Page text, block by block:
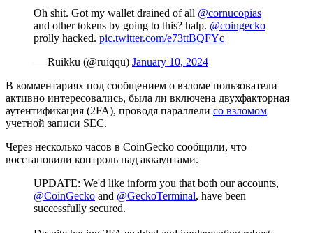
Oh shit. Got my wallet drained of all @cornucopias
and other tokens by going to this? halp. @coingecko
prolly hacked. pic.twitter.com/e73ttBQFYc
— Ruikku (@ruiqqu) January 10, 2024
В комментариях под сообщением о взломе пользователи
активно интересовались, была ли включена двухфакторная
аутентификация (2FA), проводя параллели со взломом
учетной записи SEC.
Через несколько часов в CoinGecko сообщили, что
восстановили контроль над аккаунтами.
UPDATE: We'd like inform you that both our accounts,
@CoinGecko and @GeckoTerminal, have been
successfully secured.